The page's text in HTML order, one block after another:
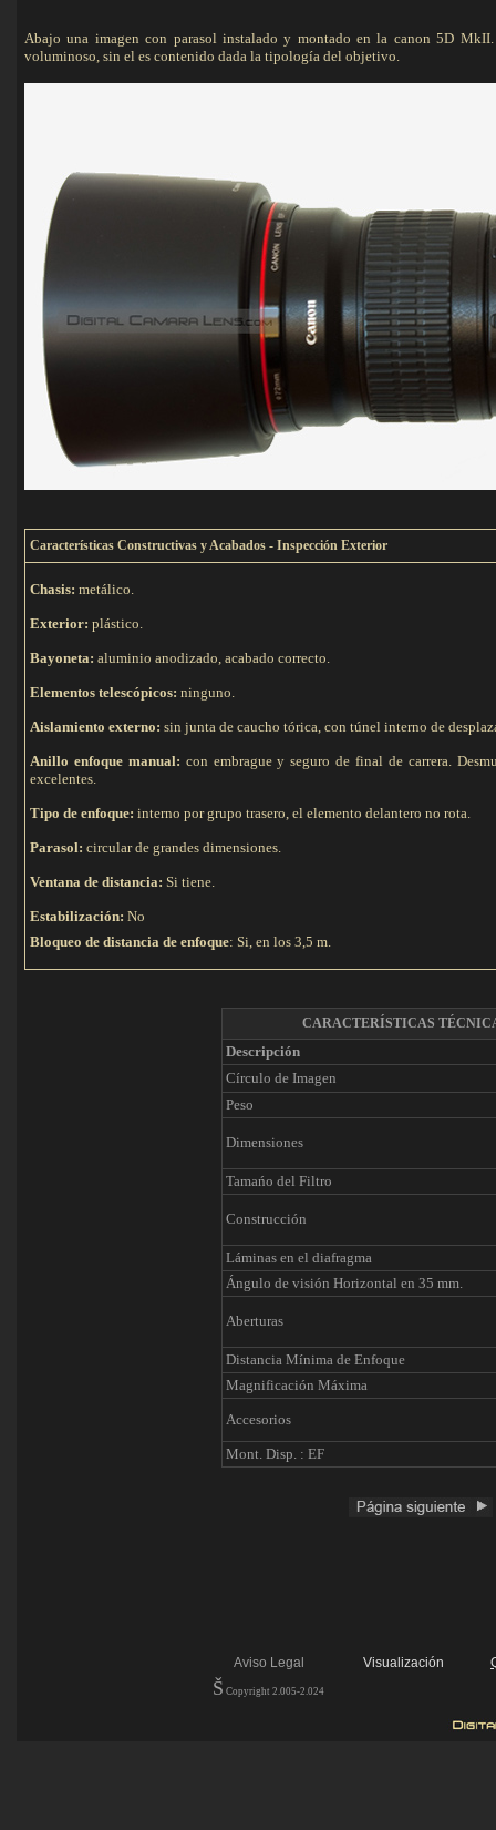
Abajo una imagen con parasol instalado y montado en la canon 5D
voluminoso, sin el es contenido dada la tipología del objetivo.
Características Constructivas y Acabados - Inspección Exterior
Chasis: metálico.
Exterior: plástico.
Bayoneta: aluminio anodizado, acabado correcto.
Elementos telescópicos: ninguno.
Aislamiento externo: sin junta de caucho tórica, con túnel interno de
Anillo enfoque manual: con embrague y seguro de final de carrera.
excelentes.
Tipo de enfoque: interno por grupo trasero, el elemento delantero no rota.
Parasol: circular de grandes dimensiones.
Ventana de distancia: Si tiene.
Estabilización: No
Bloqueo de distancia de enfoque: Si, en los 3,5 m.
CARACTERÍSTICAS
Descripción
Círculo de Imagen
Peso
Dimensiones
Tamańo del Filtro
Construcción
Láminas en el diafragma
Ángulo de visión Horizontal en 35 mm.
Aberturas
Distancia Mínima de Enfoque
Magnificación Máxima
Accesorios
Mont. Disp. : EF